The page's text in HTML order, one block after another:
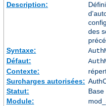
Description:
des
Syntaxe:
Défaut:
Contexte:
Surcharges autorisées:
Statut:
Base
Module: